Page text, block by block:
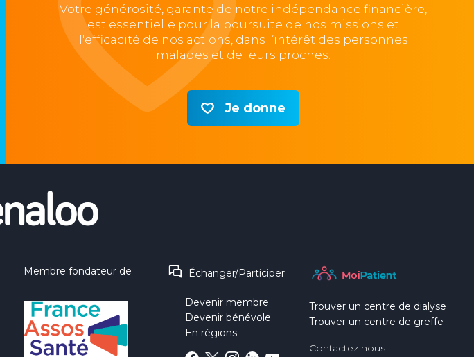
Votre générosité, garante de notre indépendance financière,
est essentielle pour la poursuite de nos missions et
l'efficacité de nos actions, dans l’intérêt des personnes
malades et de leurs proches.
Je donne
Membre fondateur de Échanger/Participer
Devenir membre
Devenir bénévole
En régions
Trouver un centre de dialyse
Trouver un centre de greffe
Contactez nous